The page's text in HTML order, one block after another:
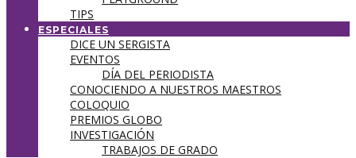
TIPS
ESPECIALES
DICE UN SERGISTA
EVENTOS
DÍA DEL PERIODISTA
CONOCIENDO A NUESTROS MAESTROS
COLOQUIO
PREMIOS GLOBO
INVESTIGACIÓN
TRABAJOS DE GRADO